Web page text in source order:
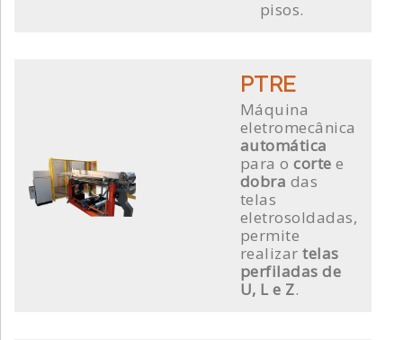
pisos.
PTRE
Máquina
eletromecânica
automática
para ocortee
dobra das
telas
eletrosoldadas,
permite
realizartelas
perfiladas de
U, L e Z.